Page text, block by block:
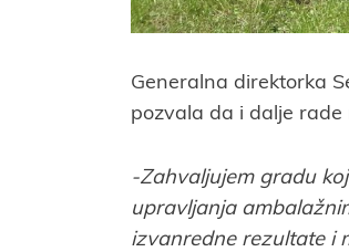
Generalna direktorka
pozvala da i dalje rade
-Zahvaljujem gradu
upravljanja
izvanredne rezultate i